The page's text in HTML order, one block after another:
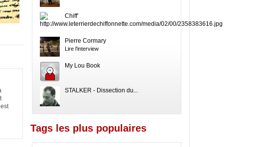
Chiff'
Pierre Cormary
Lire l'interview
My Lou Book
STALKER - Dissection du...
Tags les plus populaires